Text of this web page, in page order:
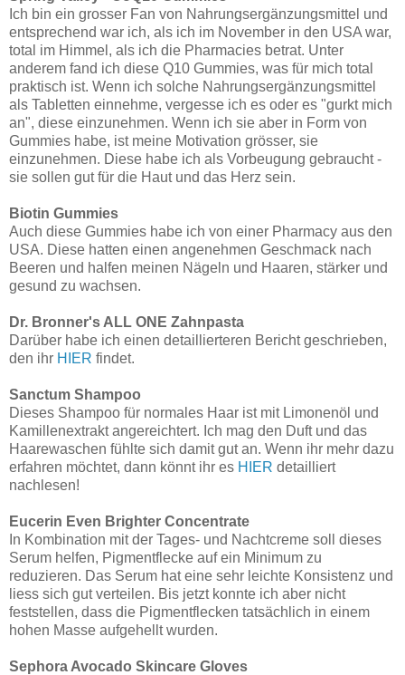
Ich bin ein grosser Fan von Nahrungsergänzungsmittel und
entsprechend war ich, als ich im November in den USA war,
total im Himmel, als ich die Pharmacies betrat. Unter
anderem fand ich diese Q10 Gummies, was für mich total
praktisch ist. Wenn ich solche Nahrungsergänzungsmittel
als Tabletten einnehme, vergesse ich es oder es "gurkt mich
an", diese einzunehmen. Wenn ich sie aber in Form von
Gummies habe, ist meine Motivation grösser, sie
einzunehmen. Diese habe ich als Vorbeugung gebraucht -
sie sollen gut für die Haut und das Herz sein.
Biotin Gummies
Auch diese Gummies habe ich von einer Pharmacy aus den
USA. Diese hatten einen angenehmen Geschmack nach
Beeren und halfen meinen Nägeln und Haaren, stärker und
gesund zu wachsen.
Dr. Bronner's ALL ONE Zahnpasta
Darüber habe ich einen detaillierteren Bericht geschrieben,
den ihr HIER findet.
Sanctum Shampoo
Dieses Shampoo für normales Haar ist mit Limonenöl und
Kamillenextrakt angereichtert. Ich mag den Duft und das
Haarewaschen fühlte sich damit gut an. Wenn ihr mehr dazu
erfahren möchtet, dann könnt ihr es HIER detailliert
nachlesen!
Eucerin Even Brighter Concentrate
In Kombination mit der Tages- und Nachtcreme soll dieses
Serum helfen, Pigmentflecke auf ein Minimum zu
reduzieren. Das Serum hat eine sehr leichte Konsistenz und
liess sich gut verteilen. Bis jetzt konnte ich aber nicht
feststellen, dass die Pigmentflecken tatsächlich in einem
hohen Masse aufgehellt wurden.
Sephora Avocado Skincare Gloves